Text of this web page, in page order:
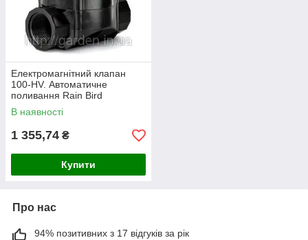
Електромагнітний клапан
100-HV. Автоматичне
поливання Rain Bird
В наявності
1 355,74 ₴
Купити
Про нас
94% позитивних з 17 відгуків за рік